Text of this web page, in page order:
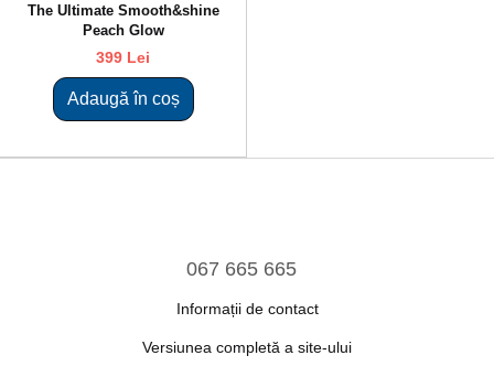
The Ultimate Smooth&shine
Peach Glow
399 Lei
Adaugă în coș
067 665 665
Informații de contact
Versiunea completă a site-ului